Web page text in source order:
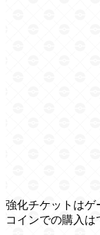
強化チケットはゲ
コインでの購入は